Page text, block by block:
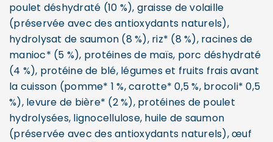
poulet déshydraté (10 %), graisse de volaille
(préservée avec des antioxydants naturels),
hydrolysat de saumon (8 %), riz* (8 %), racines de
manioc* (5 %), protéines de maïs, porc déshydraté
(4 %), protéine de blé, légumes et fruits frais avant
la cuisson (pomme* 1 %, carotte* 0,5 %, brocoli* 0,5
%), levure de bière* (2 %), protéines de poulet
hydrolysées, lignocellulose, huile de saumon
(préservée avec des antioxydants naturels), œuf